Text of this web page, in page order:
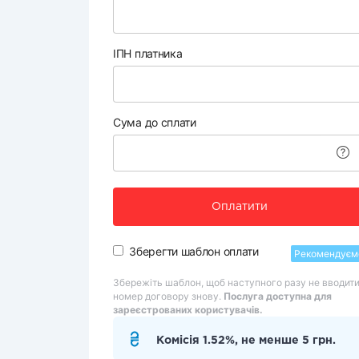
ІПН платника
Сума до сплати
Оплатити
Зберегти шаблон оплати
Збережіть шаблон, щоб наступного разу не вводити
номер договору знову. Послуга доступна для
зареєстрованих користувачів.
Комісія 1.52%, не менше 5 грн.